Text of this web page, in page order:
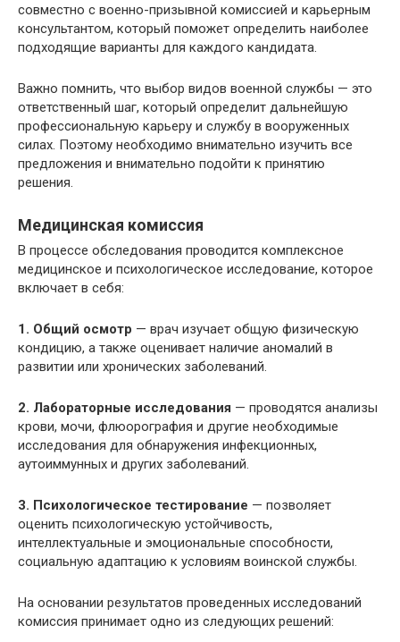
совместно с военно-призывной комиссией и карьерным
консультантом, который поможет определить наиболее
подходящие варианты для каждого кандидата.
Важно помнить, что выбор видов военной службы — это
ответственный шаг, который определит дальнейшую
профессиональную карьеру и службу в вооруженных
силах. Поэтому необходимо внимательно изучить все
предложения и внимательно подойти к принятию
решения.
Медицинская комиссия
В процессе обследования проводится комплексное
медицинское и психологическое исследование, которое
включает в себя:
1. Общий осмотр — врач изучает общую физическую
кондицию, а также оценивает наличие аномалий в
развитии или хронических заболеваний.
2. Лабораторные исследования — проводятся анализы
крови, мочи, флюорография и другие необходимые
исследования для обнаружения инфекционных,
аутоиммунных и других заболеваний.
3. Психологическое тестирование — позволяет
оценить психологическую устойчивость,
интеллектуальные и эмоциональные способности,
социальную адаптацию к условиям воинской службы.
На основании результатов проведенных исследований
комиссия принимает одно из следующих решений: